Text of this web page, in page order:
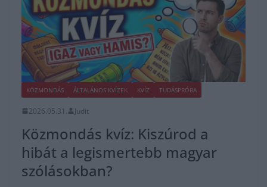
KÖZMONDÁS ÁLTALÁNOS KVÍZEK KVÍZ TUDÁSPRÓBA
2026.05.31. Judit
Közmondás kvíz: Kiszúrod a
hibát a legismertebb magyar
szólásokban?